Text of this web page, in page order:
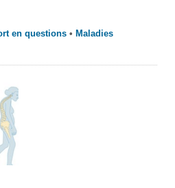
en questions • Maladies